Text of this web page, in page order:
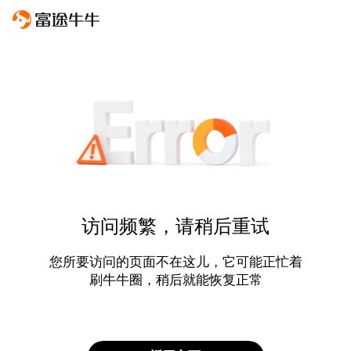
访问频繁，请稍后重试
您所要访问的页面不在这儿，它可能正忙着
刷牛牛圈，稍后就能恢复正常